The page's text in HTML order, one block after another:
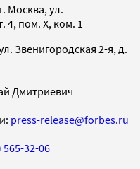
Москва, ул.
4, пом. X, ком. 1
Звенигородская 2-я, д.
Дмитриевич
press-release@forbes.ru
565-32-06